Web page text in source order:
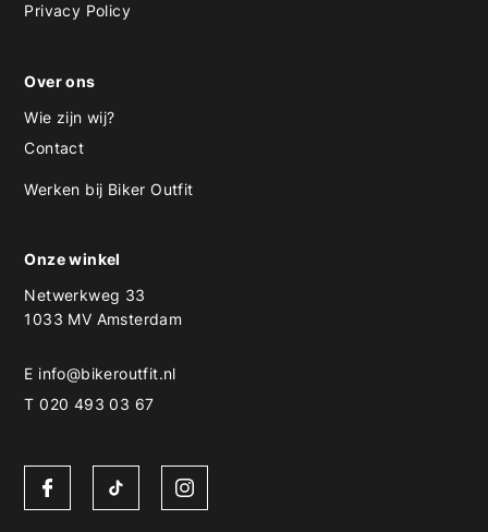
Privacy Policy
Over ons
Wie zijn wij?
Contact
Werken bij Biker Outfit
Onze winkel
Netwerkweg 33
1033 MV Amsterdam
E info@bikeroutfit.nl
T 020 493 03 67